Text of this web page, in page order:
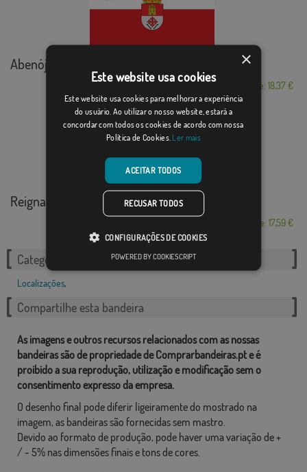
Abenójar
Desde: 18,37 €
Reignac-sur-Indre
Desde: 17,59 €
Categorias relacionadas:
Localizações,
Compartilhe esta bandeira
As imagens e outros recursos relacionados com as nossas
bandeiras são de propriedade de Comprarbandeiras.pt e é
proibido a sua reprodução, utilização e modificação sem o
consentimento expresso da empresa.
O desenho final pode diferir ligeiramente do mostrado na
imagem, as bandeiras são fornecidas sem mastro.
Devido ao formato de produção, pode haver uma variação de +
/ - 5% nas dimensões finais e tons de cores.
×
Este website usa cookies
Este website usa cookies para melhorar a experiência
do usuário. Ao utilizar o nosso website, estará a
concordar com todos os cookies de acordo com nossa
Política de Cookies. Ler mais
ACEITAR TODOS
RECUSAR TODOS
CONFIGURAÇÕES DE COOKIES
POWERED BY COOKIESCRIPT